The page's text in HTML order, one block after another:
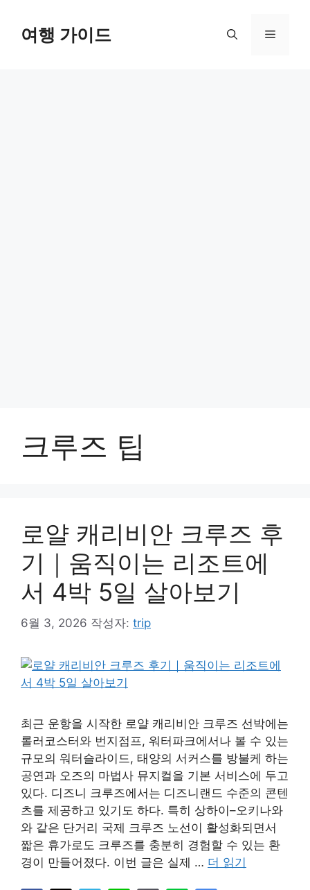
여행 가이드 메
크루즈 팁
로얄 캐리비안 크루즈 후
기｜움직이는 리조트에
서 4박 5일 살아보기
6월 3, 2026 작성자: trip
최근 운항을 시작한 로얄 캐리비안 크루즈 선박에는
롤러코스터와 번지점프, 워터파크에서나 볼 수 있는
규모의 워터슬라이드, 태양의 서커스를 방불케 하는
공연과 오즈의 마법사 뮤지컬을 기본 서비스에 두고
있다. 디즈니 크루즈에서는 디즈니랜드 수준의 콘텐
츠를 제공하고 있기도 하다. 특히 상하이–오키나와
와 같은 단거리 국제 크루즈 노선이 활성화되면서
짧은 휴가로도 크루즈를 충분히 경험할 수 있는 환
경이 만들어졌다. 이번 글은 실제 … 더 읽기